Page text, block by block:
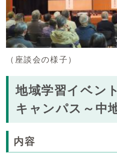
（座談会の様子）
地域学習イベン
キャンパス～中
内容